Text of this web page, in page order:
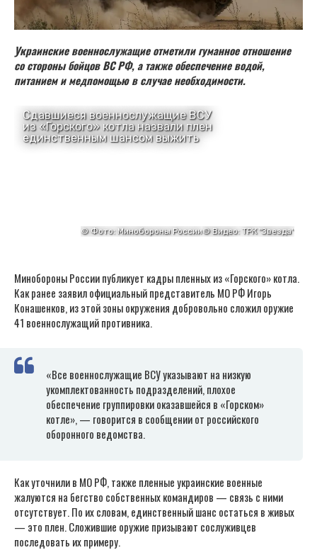
Украинские военнослужащие отметили гуманное отношение
со стороны бойцов ВС РФ, а также обеспечение водой,
питанием и медпомощью в случае необходимости.
Минобороны России публикует кадры пленных из «Горского» котла.
Как ранее заявил официальный представитель МО РФ Игорь
Конашенков, из этой зоны окружения добровольно сложил оружие
41 военнослужащий противника.
«Все военнослужащие ВСУ указывают на низкую
укомплектованность подразделений, плохое
обеспечение группировки оказавшейся в «Горском»
котле», — говорится в сообщении от российского
оборонного ведомства.
Как уточнили в МО РФ, также пленные украинские военные
жалуются на бегство собственных командиров — связь с ними
отсутствует. По их словам, единственный шанс остаться в живых
— это плен. Сложившие оружие призывают сослуживцев
последовать их примеру.